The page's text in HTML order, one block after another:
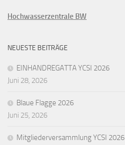
Hochwasserzentrale BW
NEUESTE BEITRÄGE
EINHANDREGATTA YCSI 2026
Juni 28, 2026
Blaue Flagge 2026
Juni 25, 2026
Mitgliederversammlung YCSI 2026